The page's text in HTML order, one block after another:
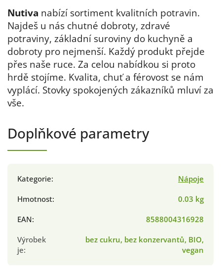
Nutiva nabízí sortiment kvalitních potravin.
Najdeš u nás chutné dobroty, zdravé
potraviny, základní suroviny do kuchyně a
dobroty pro nejmenší. Každý produkt přejde
přes naše ruce. Za celou nabídkou si proto
hrdě stojíme. Kvalita, chuť a férovost se nám
vyplácí. Stovky spokojených zákazníků mluví za
vše.
Doplňkové parametry
Kategorie:
Nápoje
Hmotnost:
0.03 kg
EAN:
8588004316928
Výrobek
je:
bez cukru, bez konzervantů, BIO,
vegan